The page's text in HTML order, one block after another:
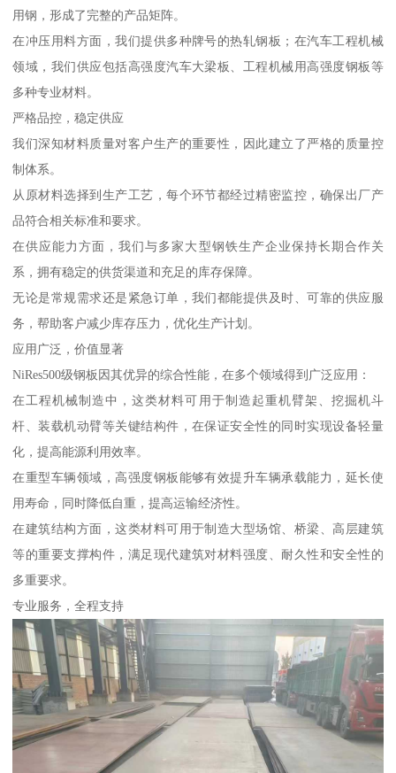
用钢，形成了完整的产品矩阵。
在冲压用料方面，我们提供多种牌号的热轧钢板；在汽车工程机械
领域，我们供应包括高强度汽车大梁板、工程机械用高强度钢板等
多种专业材料。
严格品控，稳定供应
我们深知材料质量对客户生产的重要性，因此建立了严格的质量控
制体系。
从原材料选择到生产工艺，每个环节都经过精密监控，确保出厂产
品符合相关标准和要求。
在供应能力方面，我们与多家大型钢铁生产企业保持长期合作关
系，拥有稳定的供货渠道和充足的库存保障。
无论是常规需求还是紧急订单，我们都能提供及时、可靠的供应服
务，帮助客户减少库存压力，优化生产计划。
应用广泛，价值显著
NiRes500级钢板因其优异的综合性能，在多个领域得到广泛应用：
在工程机械制造中，这类材料可用于制造起重机臂架、挖掘机斗
杆、装载机动臂等关键结构件，在保证安全性的同时实现设备轻量
化，提高能源利用效率。
在重型车辆领域，高强度钢板能够有效提升车辆承载能力，延长使
用寿命，同时降低自重，提高运输经济性。
在建筑结构方面，这类材料可用于制造大型场馆、桥梁、高层建筑
等的重要支撑构件，满足现代建筑对材料强度、耐久性和安全性的
多重要求。
专业服务，全程支持